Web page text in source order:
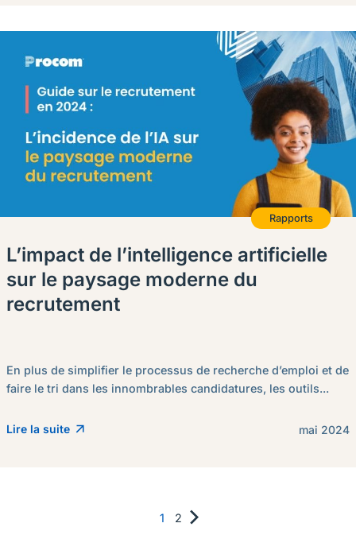
Rapports
L’impact de l’intelligence artificielle
sur le paysage moderne du
recrutement
En plus de simplifier le processus de recherche d’emploi et de
faire le tri dans les innombrables candidatures, les outils...
Lire la suite mai 2024
1 2